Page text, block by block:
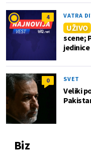
4 VATRA
UŽIVO
scene;
jedinice
0 SVET
Veliki
Biz